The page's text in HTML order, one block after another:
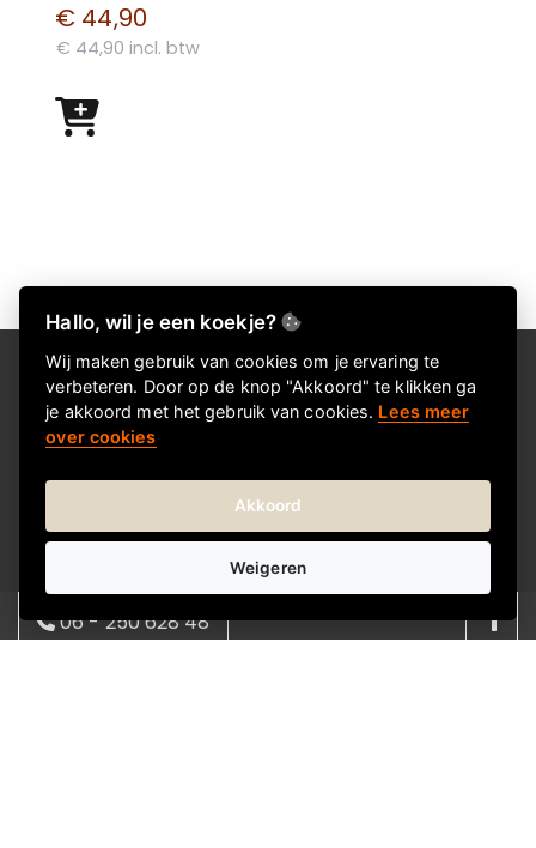
€ 44,90
€ 44,90 incl. btw
Over Kadokeus
Kadokeus helpt je om snel en eenvoudig het juiste
een verrassend en wisselend assortiment, met
cadeaus in verschillende stijlen en prijsklassen.
Bestellen gaat makkelijk online en je kunt het cadeau
werk. Zo regel je zonder gedoe een attent en passend
06 - 250 628 48
Hallo, wil je een koekje?
Wij maken gebruik van cookies om je ervaring te
verbeteren. Door op de knop "Akkoord" te klikken ga
je akkoord met het gebruik van cookies. Lees meer
over cookies
Akkoord
Weigeren